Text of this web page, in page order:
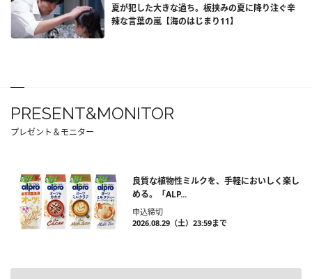
夏が犯した大きな過ち。板挟みの夏に降り注ぐ辛
辣な言葉の嵐【海のはじまり11】
PRESENT&MONITOR
プレゼント＆モニター
良質な植物性ミルクを、手軽においしく楽し
める。「ALP...
申込締切
2026.08.29（土）23:59まで